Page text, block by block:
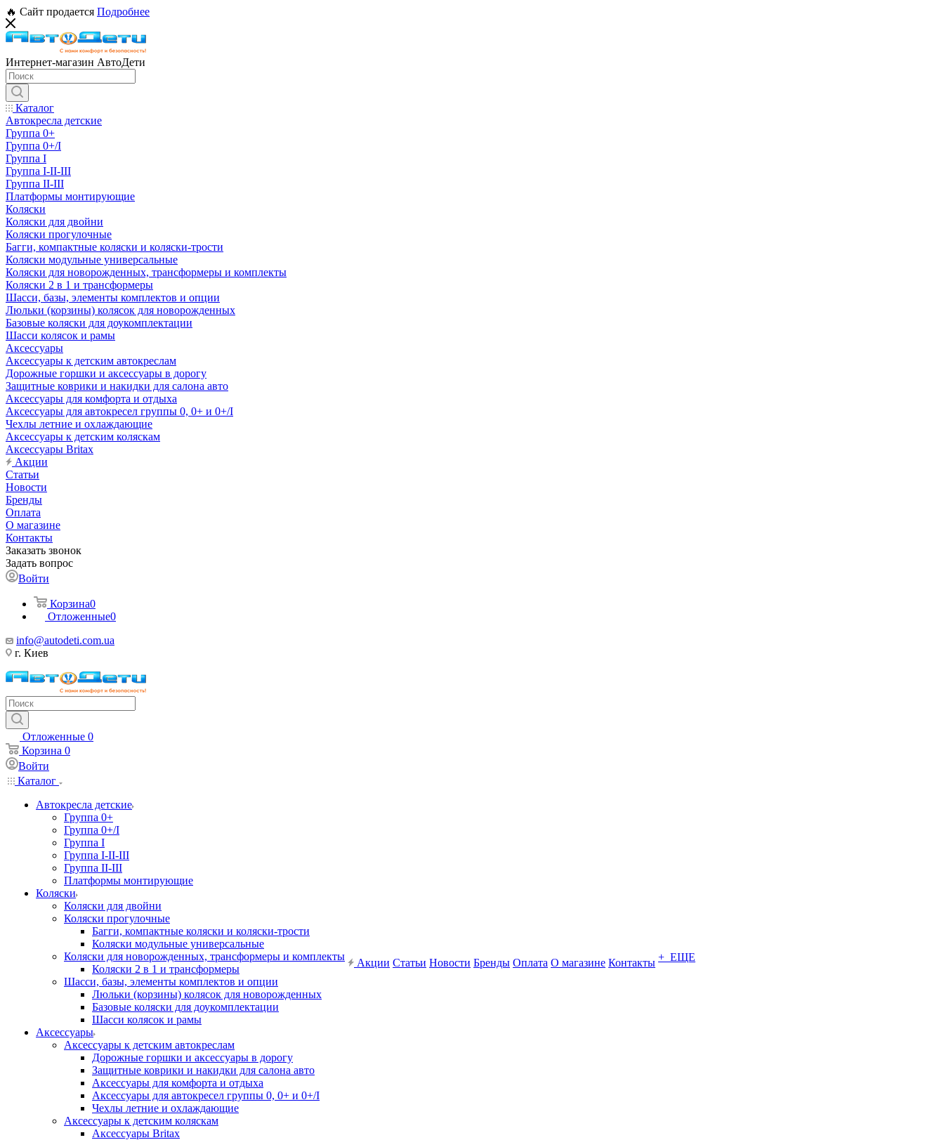
🔥 Сайт продается Подробнее
Интернет-магазин АвтоДети
Каталог
Автокресла детские
Группа 0+
Группа 0+/I
Группа I
Группа I-II-III
Группа II-III
Платформы монтирующие
Коляски
Коляски для двойни
Коляски прогулочные
Багги, компактные коляски и коляски-трости
Коляски модульные универсальные
Коляски для новорожденных, трансформеры и комплекты
Коляски 2 в 1 и трансформеры
Шасси, базы, элементы комплектов и опции
Люльки (корзины) колясок для новорожденных
Базовые коляски для доукомплектации
Шасси колясок и рамы
Аксессуары
Аксессуары к детским автокреслам
Дорожные горшки и аксессуары в дорогу
Защитные коврики и накидки для салона авто
Аксессуары для комфорта и отдыха
Аксессуары для автокресел группы 0, 0+ и 0+/I
Чехлы летние и охлаждающие
Аксессуары к детским коляскам
Аксессуары Britax
Акции
Статьи
Новости
Бренды
Оплата
О магазине
Контакты
Заказать звонок
Задать вопрос
Войти
Корзина0
Отложенные0
info@autodeti.com.ua
г. Киев
Отложенные 0
Корзина 0
Войти
Каталог
Автокресла детские
Группа 0+
Группа 0+/I
Группа I
Группа I-II-III
Группа II-III
Платформы монтирующие
Коляски
Коляски для двойни
Коляски прогулочные
Багги, компактные коляски и коляски-трости
Коляски модульные универсальные
Коляски для новорожденных, трансформеры и комплекты
Коляски 2 в 1 и трансформеры
Шасси, базы, элементы комплектов и опции
Люльки (корзины) колясок для новорожденных
Базовые коляски для доукомплектации
Шасси колясок и рамы
Аксессуары
Аксессуары к детским автокреслам
Дорожные горшки и аксессуары в дорогу
Защитные коврики и накидки для салона авто
Аксессуары для комфорта и отдыха
Аксессуары для автокресел группы 0, 0+ и 0+/I
Чехлы летние и охлаждающие
Аксессуары к детским коляскам
Аксессуары Britax
Акции Статьи Новости Бренды Оплата О магазине Контакты + ЕЩЕ